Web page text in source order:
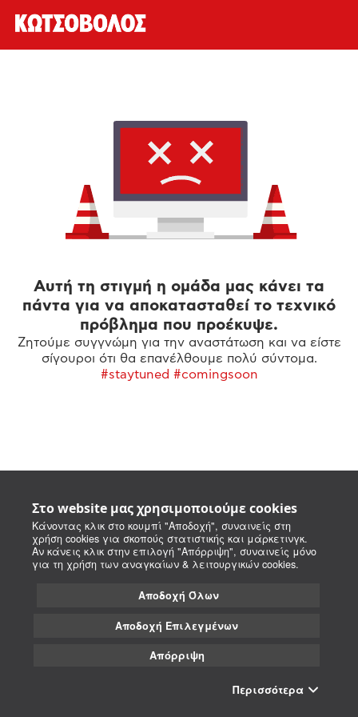
Στο website μας χρησιμοποιούμε cookies
Κάνοντας κλικ στο κουμπί "Αποδοχή", συναινείς στη
χρήση cookies για σκοπούς στατιστικής και μάρκετινγκ.
Αν κάνεις κλικ στην επιλογή "Απόρριψη", συναινείς μόνο
για τη χρήση των αναγκαίων & λειτουργικών cookies.
Αποδοχή Όλων
Αποδοχή Επιλεγμένων
Απόρριψη
Περισσότερα
Αυτή τη στιγμή η ομάδα μας κάνει τα
πάντα για να αποκατασταθεί το τεχνικό
πρόβλημα που προέκυψε.
Ζητούμε συγγνώμη για την αναστάτωση και να είστε
σίγουροι ότι θα επανέλθουμε πολύ σύντομα.
#staytuned #comingsoon